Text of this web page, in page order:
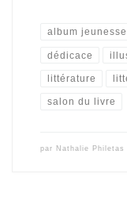
album jeunesse
dédicace
littérature
salon du livre
par Nathalie Philetas